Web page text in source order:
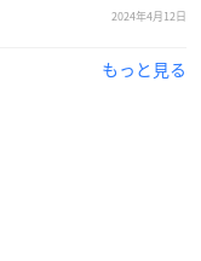
ーが仲間内で好評だ
した裕史さん。
2024年4月12日
もっと見る